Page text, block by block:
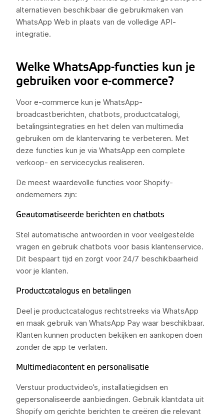
alternatieven beschikbaar die gebruikmaken van
WhatsApp Web in plaats van de volledige API-
integratie.
Welke WhatsApp-functies kun je
gebruiken voor e-commerce?
Voor e-commerce kun je WhatsApp-
broadcastberichten, chatbots, productcatalogi,
betalingsintegraties en het delen van multimedia
gebruiken om de klantervaring te verbeteren. Met
deze functies kun je via WhatsApp een complete
verkoop- en servicecyclus realiseren.
De meest waardevolle functies voor Shopify-
ondernemers zijn:
Geautomatiseerde berichten en chatbots
Stel automatische antwoorden in voor veelgestelde
vragen en gebruik chatbots voor basis klantenservice.
Dit bespaart tijd en zorgt voor 24/7 beschikbaarheid
voor je klanten.
Productcatalogus en betalingen
Deel je productcatalogus rechtstreeks via WhatsApp
en maak gebruik van WhatsApp Pay waar beschikbaar.
Klanten kunnen producten bekijken en aankopen doen
zonder de app te verlaten.
Multimediacontent en personalisatie
Verstuur productvideo’s, installatiegidsen en
gepersonaliseerde aanbiedingen. Gebruik klantdata uit
Shopify om gerichte berichten te creëren die relevant